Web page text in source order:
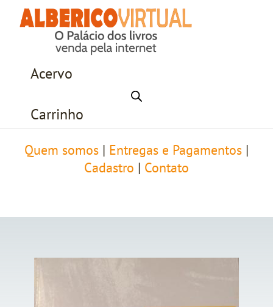
Acervo
Carrinho
Quem somos Entregas e Pagamentos
Cadastro
Contato